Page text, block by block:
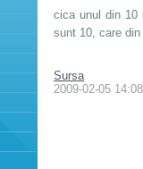
cica unul din 10
sunt 10, care
Sursa
2009-02-05